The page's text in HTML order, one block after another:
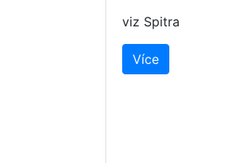
viz Spitra
Více